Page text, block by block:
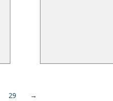
29 →